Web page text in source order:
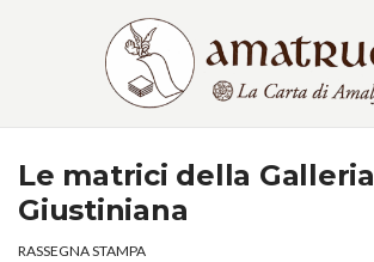
Le matrici della Galleria
Giustiniana
RASSEGNA STAMPA